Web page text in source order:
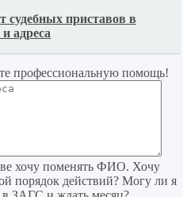
приставов в
адреса
профессиональную помощь!
хочу поменять ФИО. Хочу
порядок действий? Могу ли я